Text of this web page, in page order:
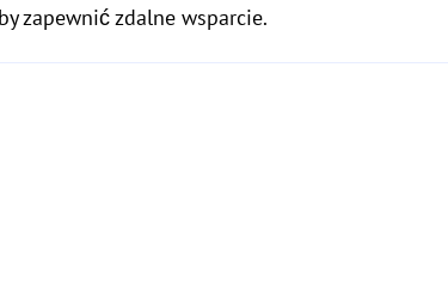
zapewnić zdalne wsparcie.